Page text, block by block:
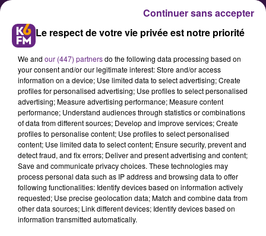
La préparation des joueuses du
DFCO se poursuit
A un peu plus de trois semaines de
la reprise du championnat, les
joueuses du DFCO disputent un
match de préparation ce mercredi
Le respect de votre vie privée est notre priorité
We and our (447) partnersdo the following data processing based on
your consent and/or our legitimate interest: Store and/or access
information on a device; Use limited data to select advertising; Create
profiles for personalised advertising; Use profiles to select personalised
advertising; Measure advertising performance; Measure content
performance; Understand audiences through statistics or combinations
of data from different sources; Develop and improve services; Create
profiles to personalise content; Use profiles to select personalised
content; Use limited data to select content; Ensure security, prevent and
detect fraud, and fix errors; Deliver and present advertising and content;
Save and communicate privacy choices. These technologies may
process personal data such as IP address and browsing data to offer
following functionalities: Identify devices based on information actively
requested; Use precise geolocation data; Match and combine data from
other data sources; Link different devices; Identify devices based on
information transmitted automatically.
Continuer sans accepter